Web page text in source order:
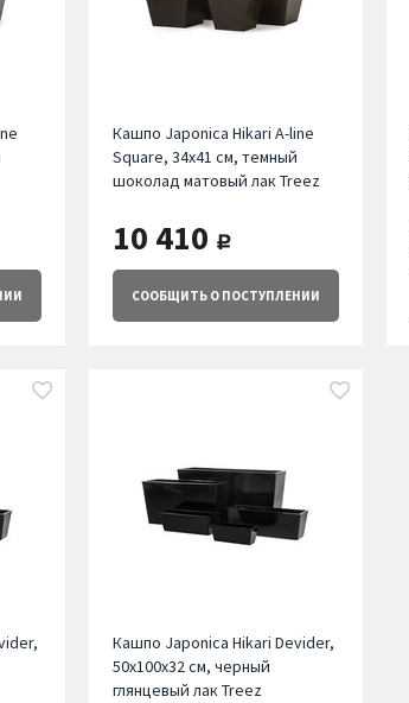
Кашпо Japonica Hikari A-line
Square, 34х41 см, темный
шоколад матовый лак Treez
10 410 руб.
СООБЩИТЬО ПОСТУПЛЕНИИ
Кашпо Japonica Hikari Devider,
50х100х32 см, черный
глянцевый лак Treez